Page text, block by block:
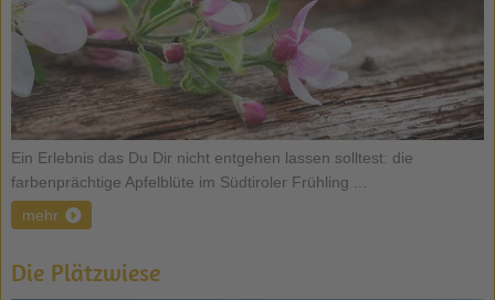
Ein Erlebnis das Du Dir nicht entgehen lassen solltest: die
farbenprächtige Apfelblüte im Südtiroler Frühling ...
mehr
Die Plätzwiese